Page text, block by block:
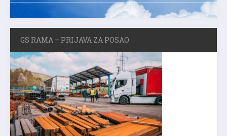
GS RAMA – PRIJAVA ZA POSAO